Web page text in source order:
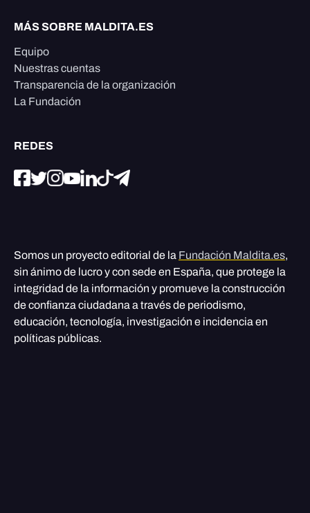
MÁS SOBRE MALDITA.ES
Equipo
Nuestras cuentas
Transparencia de la organización
La Fundación
REDES
Somos un proyecto editorial de la Fundación Maldita.es,
sin ánimo de lucro y con sede en España, que protege la
integridad de la información y promueve la construcción
de confianza ciudadana a través de periodismo,
educación, tecnología, investigación e incidencia en
políticas públicas.